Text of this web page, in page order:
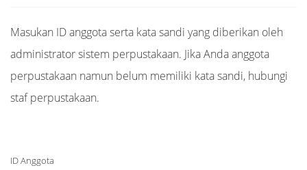
Masukan ID anggota serta kata sandi yang diberikan oleh
administrator sistem perpustakaan. Jika Anda anggota
perpustakaan namun belum memiliki kata sandi, hubungi
staf perpustakaan.
ID Anggota